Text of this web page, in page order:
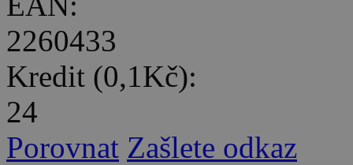
2260433
Kredit (0,1Kč):
24
Porovnat Zašlete odkaz